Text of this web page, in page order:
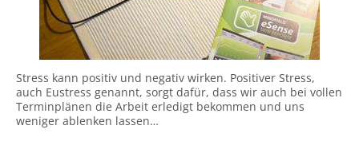
Stress kann positiv und negativ wirken. Positiver Stress,
auch Eustress genannt, sorgt dafür, dass wir auch bei vollen
Terminplänen die Arbeit erledigt bekommen und uns
weniger ablenken lassen…